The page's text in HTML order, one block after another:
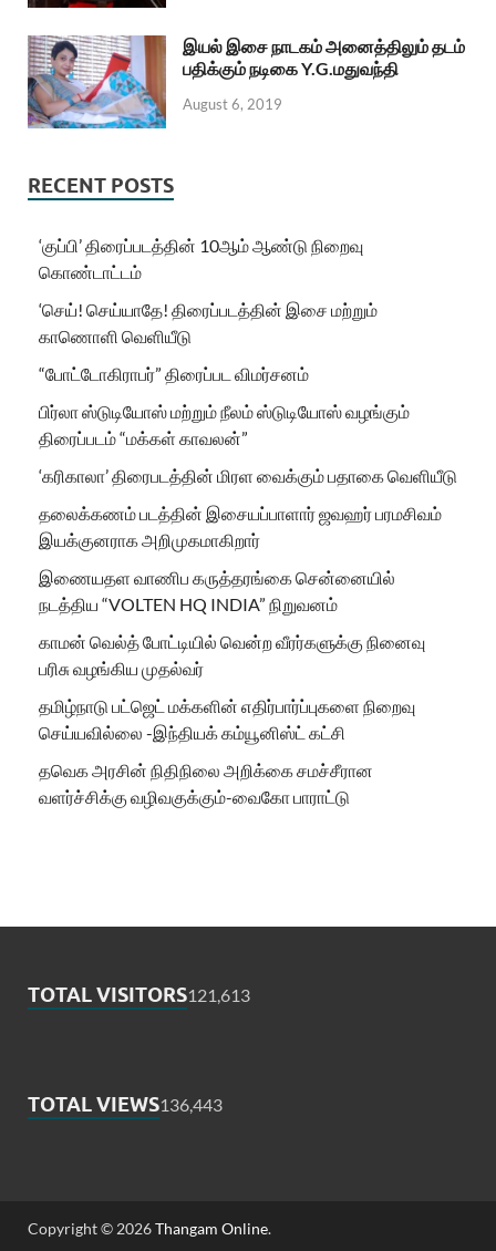
இயல் இசை நாடகம் அனைத்திலும் தடம்
பதிக்கும் நடிகை Y.G.மதுவந்தி
August 6, 2019
RECENT POSTS
‘குப்பி’ திரைப்படத்தின் 10ஆம் ஆண்டு நிறைவு
கொண்டாட்டம்
‘செய்! செய்யாதே! திரைப்படத்தின் இசை மற்றும்
காணொளி வெளியீடு
“போட்டோகிராபர்” திரைப்பட விமர்சனம்
பிர்லா ஸ்டுடியோஸ் மற்றும் நீலம் ஸ்டுடியோஸ் வழங்கும்
திரைப்படம் “மக்கள் காவலன்”
‘கரிகாலா’ திரைபடத்தின் மிரள வைக்கும் பதாகை வெளியீடு
தலைக்கணம் படத்தின் இசையப்பாளார் ஜவஹர் பரமசிவம்
இயக்குனராக அறிமுகமாகிறார்
இணையதள வாணிப கருத்தரங்கை சென்னையில்
நடத்திய “VOLTEN HQ INDIA” நிறுவனம்
காமன் வெல்த் போட்டியில் வென்ற வீரர்களுக்கு நினைவு
பரிசு வழங்கிய முதல்வர்
தமிழ்நாடு பட்ஜெட் மக்களின் எதிர்பார்ப்புகளை நிறைவு
செய்யவில்லை -இந்தியக் கம்யூனிஸ்ட் கட்சி
தவெக அரசின் நிதிநிலை அறிக்கை சமச்சீரான
வளர்ச்சிக்கு வழிவகுக்கும்-வைகோ பாராட்டு
TOTAL VISITORS121,613
TOTAL VIEWS136,443
Copyright © 2026Thangam Online.